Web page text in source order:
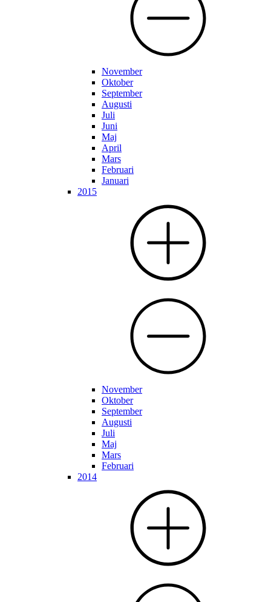
November
Oktober
September
Augusti
Juli
Juni
Maj
April
Mars
Februari
Januari
2015
November
Oktober
September
Augusti
Juli
Maj
Mars
Februari
2014